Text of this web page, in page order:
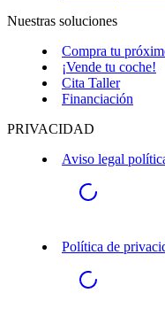
Nuestras soluciones
Compra tu
¡Vende tu coche!
Cita Taller
Financiación
PRIVACIDAD
Aviso legal
Política de